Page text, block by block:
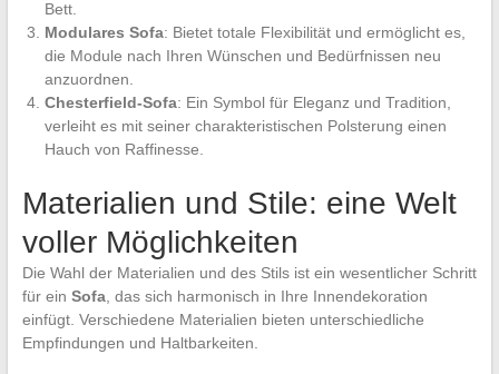
Bett.
Modulares Sofa: Bietet totale Flexibilität und ermöglicht es,
die Module nach Ihren Wünschen und Bedürfnissen neu
anzuordnen.
Chesterfield-Sofa: Ein Symbol für Eleganz und Tradition,
verleiht es mit seiner charakteristischen Polsterung einen
Hauch von Raffinesse.
Materialien und Stile: eine Welt
voller Möglichkeiten
Die Wahl der Materialien und des Stils ist ein wesentlicher Schritt
für ein Sofa, das sich harmonisch in Ihre Innendekoration
einfügt. Verschiedene Materialien bieten unterschiedliche
Empfindungen und Haltbarkeiten.